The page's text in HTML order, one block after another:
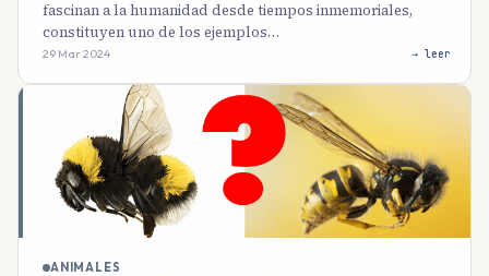
fascinan a la humanidad desde tiempos inmemoriales,
constituyen uno de los ejemplos…
29 Mar 2024 → leer
ANIMALES